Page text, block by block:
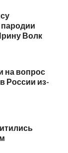
Волк
на вопрос
России из-